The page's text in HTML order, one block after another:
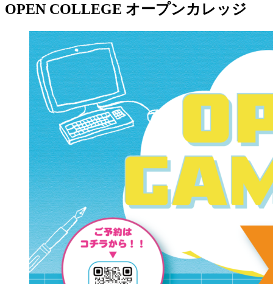
OPEN COLLEGE オープンカレッジ